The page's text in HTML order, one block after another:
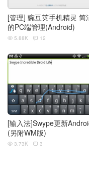
[管理] 豌豆荚手机精灵 简
的PC端管理(Android)
 5.88K  12
[输入法]Swype更新
(另附WM版)
 3.73K  3